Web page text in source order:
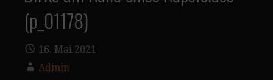
(p_01178)
16. Mai 2021
Admin